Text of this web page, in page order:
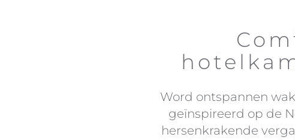
Word ontspannen
geïnspireerd op de
hersenkrakende